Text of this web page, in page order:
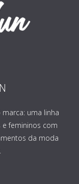
uma linha
femininos com
da moda